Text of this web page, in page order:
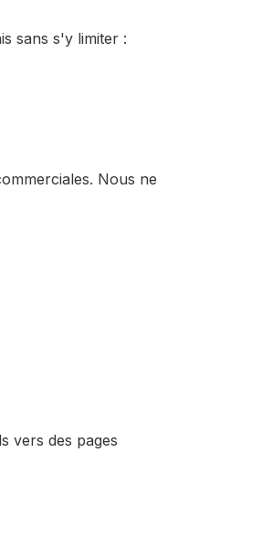
sans s'y limiter :
Nous ne
vers des pages